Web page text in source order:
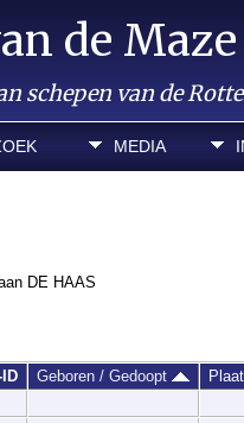
de Maze
schepen van de
MEDIA
DE HAAS
Geboren / Gedoopt